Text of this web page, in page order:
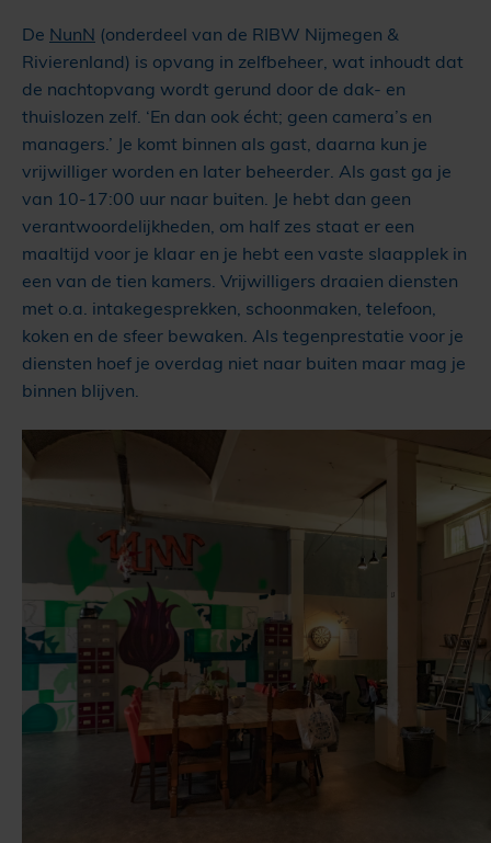
De NunN (onderdeel van de RIBW Nijmegen &
Rivierenland) is opvang in zelfbeheer, wat inhoudt dat
de nachtopvang wordt gerund door de dak- en
thuislozen zelf. ‘En dan ook écht; geen camera’s en
managers.’ Je komt binnen als gast, daarna kun je
vrijwilliger worden en later beheerder. Als gast ga je
van 10-17:00 uur naar buiten. Je hebt dan geen
verantwoordelijkheden, om half zes staat er een
maaltijd voor je klaar en je hebt een vaste slaapplek in
een van de tien kamers. Vrijwilligers draaien diensten
met o.a. intakegesprekken, schoonmaken, telefoon,
koken en de sfeer bewaken. Als tegenprestatie voor je
diensten hoef je overdag niet naar buiten maar mag je
binnen blijven.